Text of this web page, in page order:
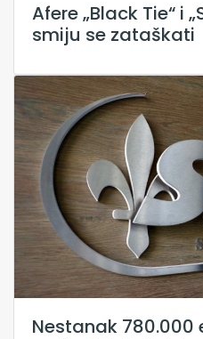
Afere „Black Tie“ i
smiju se zataškati
Nestanak 780.000